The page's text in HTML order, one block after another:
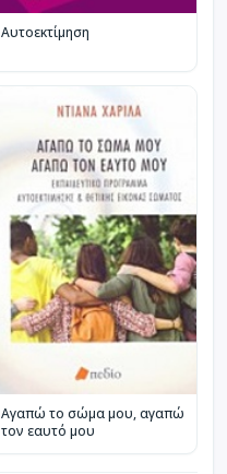
Αυτοεκτίμηση
Αγαπώ το σώμα μου, αγαπώ
τον εαυτό μου